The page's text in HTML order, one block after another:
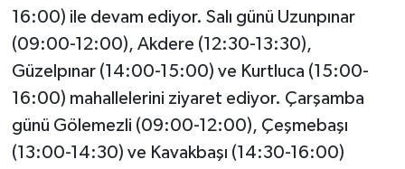
16:00) ile devam ediyor. Salı günü Uzunpınar
(09:00-12:00), Akdere (12:30-13:30),
Güzelpınar (14:00-15:00) ve Kurtluca (15:00-
16:00) mahallelerini ziyaret ediyor. Çarşamba
günü Gölemezli (09:00-12:00), Çeşmebaşı
(13:00-14:30) ve Kavakbaşı (14:30-16:00)